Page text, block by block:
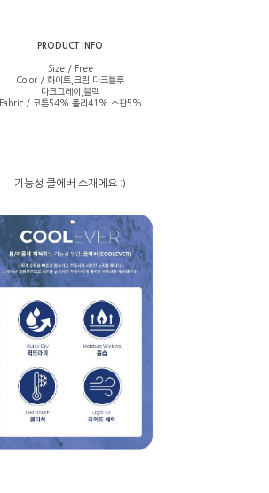
PRODUCT INFO
Size / Free
Color / 화이트,크림,다크블루
다크그레이,블랙
Fabric / 코튼54% 폴리41% 스판5%
기능성 쿨에버 소재에요 :)